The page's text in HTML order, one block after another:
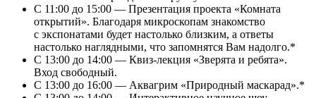
С 11:00 до 15:00 — Презентация проекта «Комната
открытий». Благодаря микроскопам знакомство
с экспонатами будет настолько близким, а ответы
настолько наглядными, что запомнятся Вам надолго.*
С 13:00 до 14:00 — Квиз-лекция «Зверята и ребята».
Вход свободный.
С 13:00 до 16:00 — Аквагрим «Природный маскарад».*